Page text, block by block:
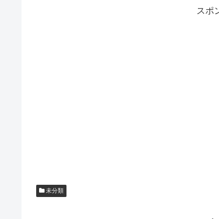
スポ
未分類